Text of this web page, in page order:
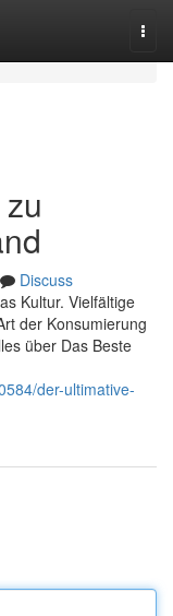
Discuss
Kultur. Vielfältige
der Konsumierung
über Das Beste
der-ultimative-